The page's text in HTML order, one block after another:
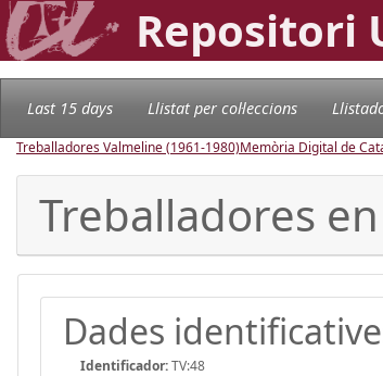
Repositori
Last 15 days Llistat per col·leccions
Treballadores Valmeline (1961-1980)Memòria Digital de
Treballadores
Dades
Identificador:TV:48